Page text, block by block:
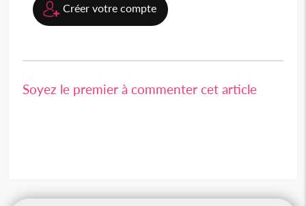
Créer votre compte
Soyez le premier à commenter cet article